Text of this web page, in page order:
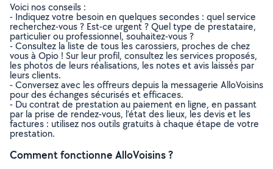
Voici nos conseils :
- Indiquez votre besoin en quelques secondes : quel service
recherchez-vous ? Est-ce urgent ? Quel type de prestataire,
particulier ou professionnel, souhaitez-vous ?
- Consultez la liste de tous les carossiers, proches de chez
vous à Opio ! Sur leur profil, consultez les services proposés,
les photos de leurs réalisations, les notes et avis laissés par
leurs clients.
- Conversez avec les offreurs depuis la messagerie AlloVoisins
pour des échanges sécurisés et efficaces.
- Du contrat de prestation au paiement en ligne, en passant
par la prise de rendez-vous, l’état des lieux, les devis et les
factures : utilisez nos outils gratuits à chaque étape de votre
prestation.
Comment fonctionne AlloVoisins ?